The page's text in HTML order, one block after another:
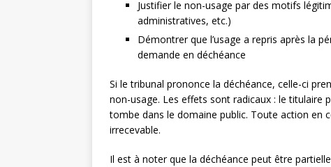
Justifier le non-usage par des motifs
administratives, etc.)
Démontrer que l’usage a repris après la
demande en déchéance
Si le tribunal prononce la déchéance, celle-ci
non-usage. Les effets sont radicaux : le titulaire
tombe dans le domaine public. Toute action en
irrecevable.
Il est à noter que la déchéance peut être